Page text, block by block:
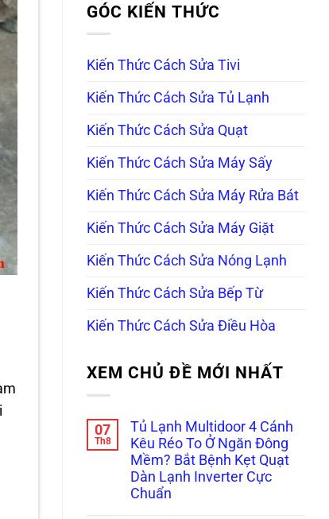
GÓC KIẾN THỨC
Kiến Thức Cách Sửa Tivi
Kiến Thức Cách Sửa Tủ Lạnh
Kiến Thức Cách Sửa Quạt
Kiến Thức Cách Sửa Máy Sấy
Kiến Thức Cách Sửa Máy Rửa Bát
Kiến Thức Cách Sửa Máy Giặt
Kiến Thức Cách Sửa Nóng Lạnh
Kiến Thức Cách Sửa Bếp Từ
Kiến Thức Cách Sửa Điều Hòa
XEM CHỦ ĐỀ MỚI NHẤT
07
Th8
Tủ Lạnh Multidoor 4 Cánh
Kêu Réo To Ở Ngăn Đông
Mềm? Bắt Bệnh Kẹt Quạt
Dàn Lạnh Inverter Cực
Chuẩn